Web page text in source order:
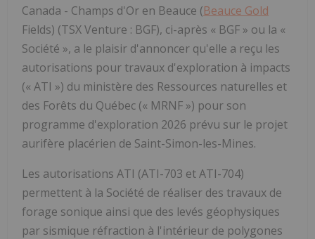
Canada - Champs d'Or en Beauce (Beauce Gold
Fields) (TSX Venture : BGF), ci-après « BGF » ou la «
Société », a le plaisir d'annoncer qu'elle a reçu les
autorisations pour travaux d'exploration à impacts
(« ATI ») du ministère des Ressources naturelles et
des Forêts du Québec (« MRNF ») pour son
programme d'exploration 2026 prévu sur le projet
aurifère placérien de Saint-Simon-les-Mines.
Les autorisations ATI (ATI-703 et ATI-704)
permettent à la Société de réaliser des travaux de
forage sonique ainsi que des levés géophysiques
par sismique réfraction à l'intérieur de polygones